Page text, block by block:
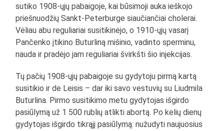
sutiko 1908-ųjų pabaigoje, kai būsimoji auka ieškojo
priešnuodžių Sankt-Peterburge siaučiančiai cholerai.
Vėliau abu reguliariai susitikinėjo, o 1910-ųjų vasarį
Pančenko įtikino Buturliną mišinio, vadinto sperminu,
nauda ir pradėjo jam reguliariai švirkšti šio injekcijas.
Tų pačių 1908-ųjų pabaigoje su gydytoju pirmą kartą
susitikio ir de Leisis – dar iki savo vestuvių su Liudmila
Buturlina. Pirmo susitikimo metu gydytojas išgirdo
pasiūlymą už 1 500 rublių atlikti abortą. Po kelių dienų
gydytojas išgirdo tikrąjį pasiūlymą: nužudyti naujuosius